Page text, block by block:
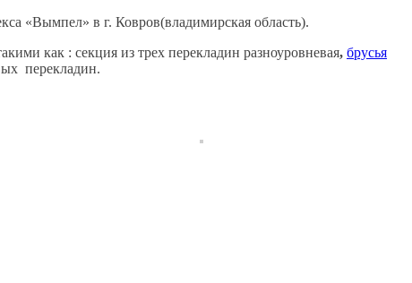
«Вымпел» в г. Ковров(владимирская область).
как : секция из трех перекладин разноуровневая, брусья
перекладин.